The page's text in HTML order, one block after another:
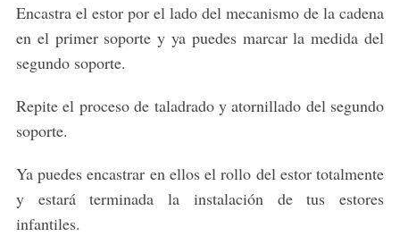
Encastra el estor por el lado del mecanismo de la cadena
en el primer soporte y ya puedes marcar la medida del
segundo soporte.
Repite el proceso de taladrado y atornillado del segundo
soporte.
Ya puedes encastrar en ellos el rollo del estor totalmente
y estará terminada la instalación de tus estores
infantiles.